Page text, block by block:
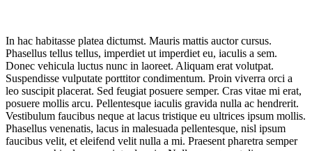
In hac habitasse platea dictumst. Mauris mattis auctor cursus.
Phasellus tellus tellus, imperdiet ut imperdiet eu, iaculis a sem.
Donec vehicula luctus nunc in laoreet. Aliquam erat volutpat.
Suspendisse vulputate porttitor condimentum. Proin viverra orci a
leo suscipit placerat. Sed feugiat posuere semper. Cras vitae mi erat,
posuere mollis arcu. Pellentesque iaculis gravida nulla ac hendrerit.
Vestibulum faucibus neque at lacus tristique eu ultrices ipsum mollis.
Phasellus venenatis, lacus in malesuada pellentesque, nisl ipsum
faucibus velit, et eleifend velit nulla a mi. Praesent pharetra semper